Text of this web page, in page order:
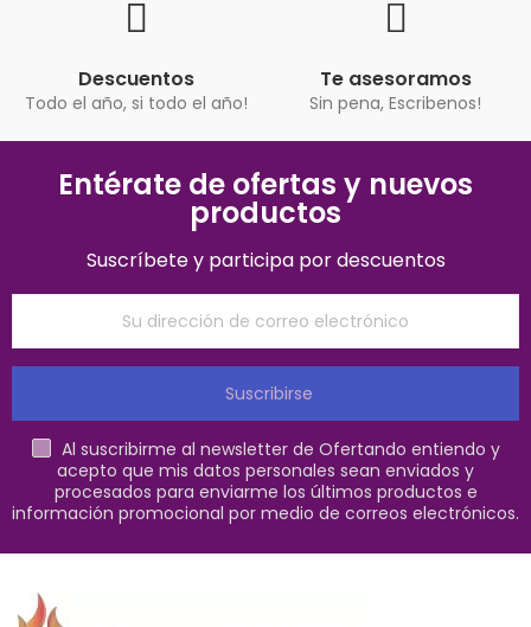
Descuentos
Todo el año, si todo el año!
Te asesoramos
Sin pena, Escribenos!
Entérate de ofertas y nuevos
productos
Suscríbete y participa por descuentos
Suscribirse
Al suscribirme al newsletter de Ofertando entiendo y
acepto que mis datos personales sean enviados y
procesados para enviarme los últimos productos e
información promocional por medio de correos electrónicos.